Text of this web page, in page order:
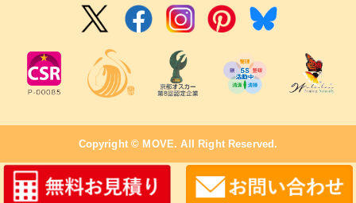
Copyright © MOVE. All Right Reserved.